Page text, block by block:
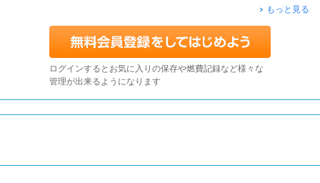
もっと見る
ログインするとお気に入りの保存や燃費記録など様々な
管理が出来るようになります